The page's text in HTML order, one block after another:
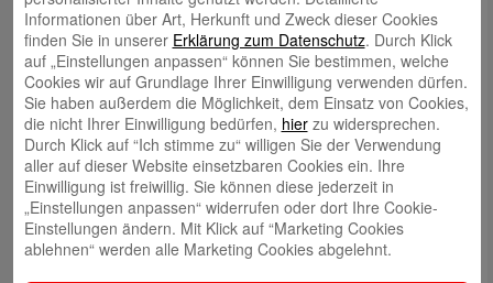
Stephan Merkel
Rahel Neufeld
Informationen über Art, Herkunft und Zweck dieser Cookies
finden Sie in unserer Erklärung zum Datenschutz. Durch Klick
auf „Einstellungen anpassen“ können Sie bestimmen, welche
Cookies wir auf Grundlage Ihrer Einwilligung verwenden dürfen.
Sie haben außerdem die Möglichkeit, dem Einsatz von Cookies,
die nicht Ihrer Einwilligung bedürfen, hierzu widersprechen.
Durch Klick auf “Ich stimme zu“ willigen Sie der Verwendung
aller auf dieser Website einsetzbaren Cookies ein. Ihre
Einwilligung ist freiwillig. Sie können diese jederzeit in
„Einstellungen anpassen“ widerrufen oder dort Ihre Cookie-
Einstellungen ändern. Mit Klick auf “Marketing Cookies
ablehnen“ werden alle Marketing Cookies abgelehnt.